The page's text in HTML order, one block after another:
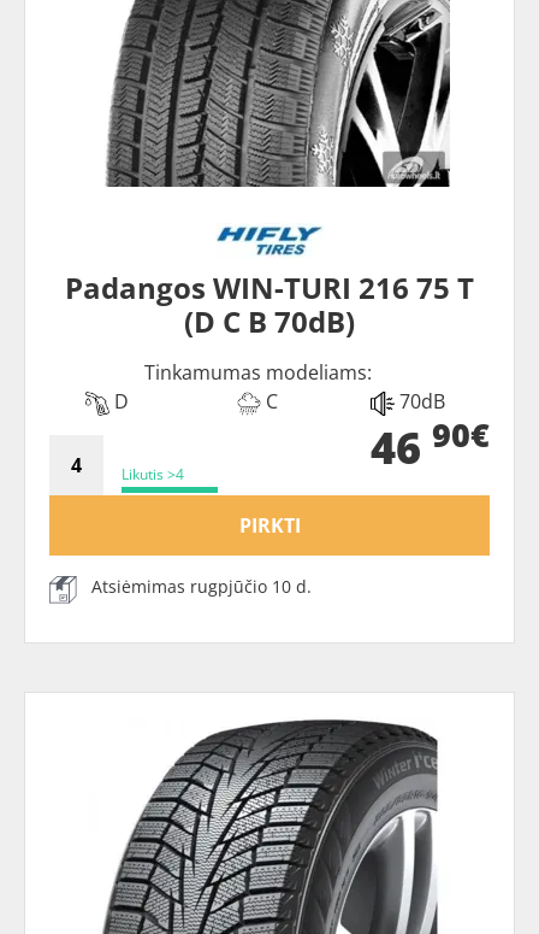
Padangos WIN-TURI 216 75 T
(D C B 70dB)
Tinkamumas modeliams:
D
C 70dB
Likutis >4 46 90€
PIRKTI
Atsiėmimas rugpjūčio 10 d.